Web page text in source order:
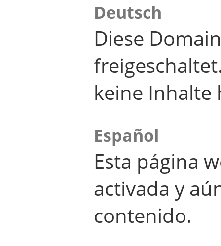
Deutsch
Diese
keine Inhalte
Español
Esta página
activada y
contenido.